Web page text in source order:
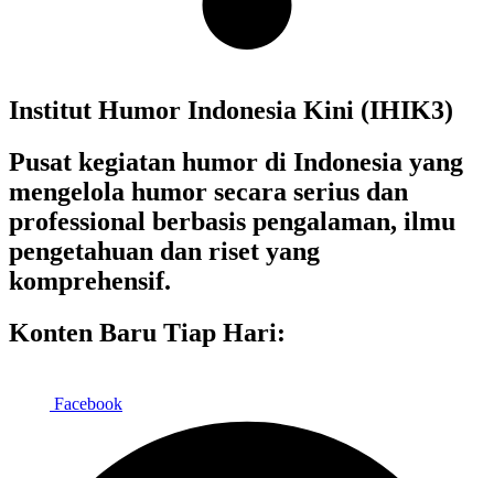
Institut Humor Indonesia Kini (IHIK3)
Pusat kegiatan humor di Indonesia yang
mengelola humor secara serius dan
professional berbasis pengalaman, ilmu
pengetahuan dan riset yang
komprehensif.
Konten Baru Tiap Hari:
Facebook